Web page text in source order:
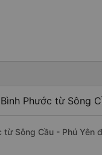
Phước từ Sông
từ Sông Cầu - Phú